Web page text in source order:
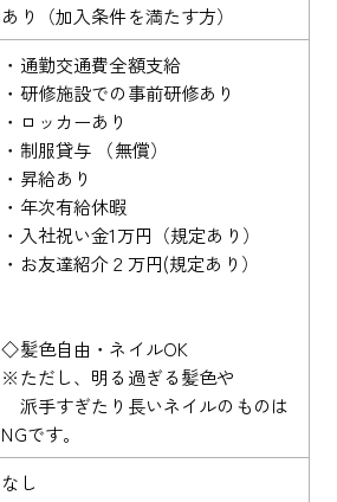
あり（加入条件を満たす方）
・通勤交通費全額支給
・研修施設での事前研修あり
・ロッカーあり
・制服貸与 （無償）
・昇給あり
・年次有給休暇
・入社祝い金1万円（規定あり）
・お友達紹介２万円(規定あり）
◇髪色自由・ネイルOK
※ただし、明る過ぎる髪色や
派手すぎたり長いネイルのものは
NGです。
なし